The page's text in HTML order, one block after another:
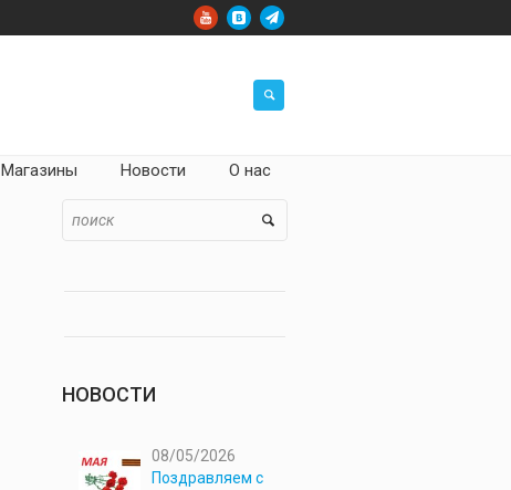
Магазины Новости О нас
НОВОСТИ
08/05/2026
Поздравляем с